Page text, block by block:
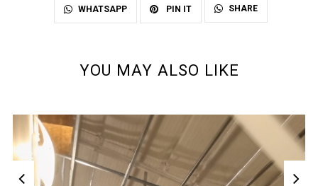
WHATSAPP PIN IT SHARE
YOU MAY ALSO LIKE